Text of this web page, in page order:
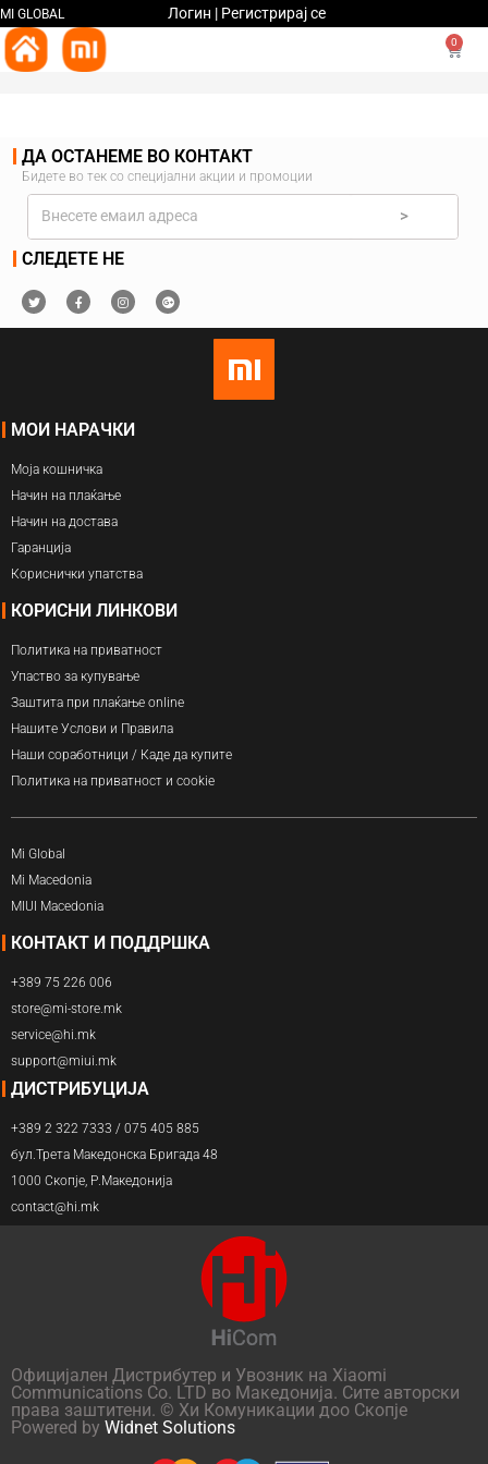
MI GLOBAL Логин | Регистрирај се
0
ДА ОСТАНЕМЕ ВО КОНТАКТ
Бидете во тек со специјални акции и промоции
>
СЛЕДЕТЕ НЕ
МОИ НАРАЧКИ
Моја кошничка
Начин на плаќање
Начин на достава
Гаранција
Кориснички упатства
КОРИСНИ ЛИНКОВИ
Политика на приватност
Упаство за купување
Заштита при плаќање online
Нашите Услови и Правила
Наши соработници / Каде да купите
Политика на приватност и cookie
Mi Global
Mi Macedonia
MIUI Macedonia
КОНТАКТ И ПОДДРШКА
+389 75 226 006
store@mi-store.mk
service@hi.mk
support@miui.mk
ДИСТРИБУЦИЈА
+389 2 322 7333 / 075 405 885
бул.Трета Македонска Бригада 48
1000 Скопје, Р.Македонија
contact@hi.mk
Официјален Дистрибутер и Увозник на Xiaomi
Communications Co. LTD во Македонија. Сите авторски
права заштитени. © Хи Комуникации доо Скопје
Powered by Widnet Solutions